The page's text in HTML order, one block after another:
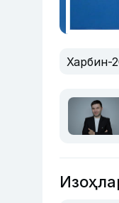
Харбин-